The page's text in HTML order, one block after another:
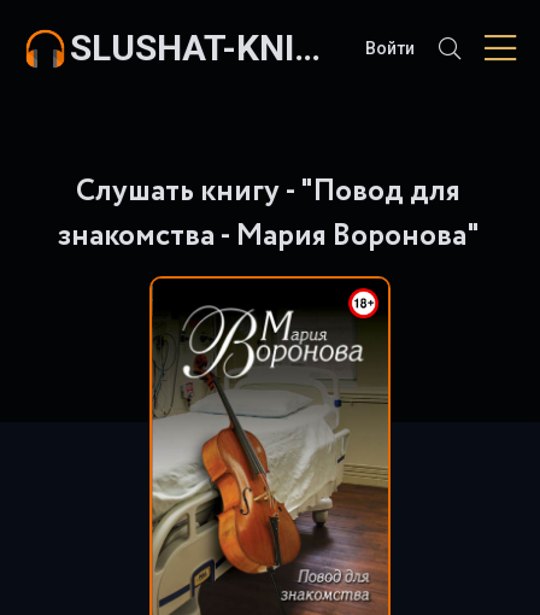
SLUSHAT-KNIGI.COM Войти
Слушать книгу - "Повод для
знакомства - Мария Воронова"